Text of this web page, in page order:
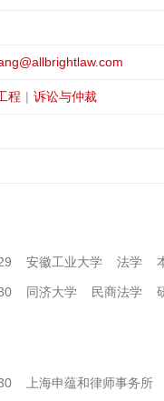
程 | 诉讼与仲裁
29 安徽工业大学 法学
30 同济大学 民商法学
上海申蕴和律师事务